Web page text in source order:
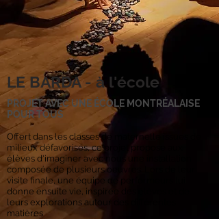
LE BARDA - à l'école
PROJET AVEC UNE ÉCOLE MONTRÉALAISE
POUR TOUS
Offert dans les classes de maternelle issues de
milieux défavorisés, ce projet propose aux
élèves d'imaginer avec nous une installation
composée de plusieurs oeuvres. Lors de leur
visite finale, une équipe de performeurs lui
donne ensuite vie, inspirée des élèves et de
leurs explorations autour des différentes
matières